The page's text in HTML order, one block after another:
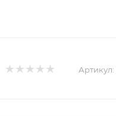
Артикул: